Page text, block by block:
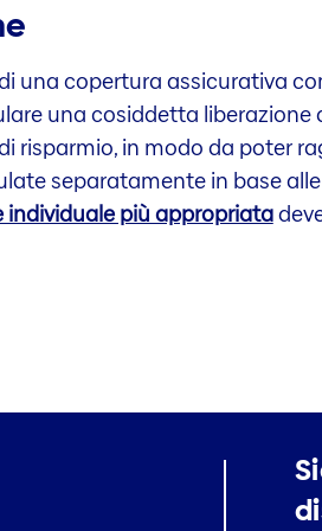
una copertura assicurativa
una cosiddetta
risparmio, in modo da poter
separatamente in base
individuale più appropriata